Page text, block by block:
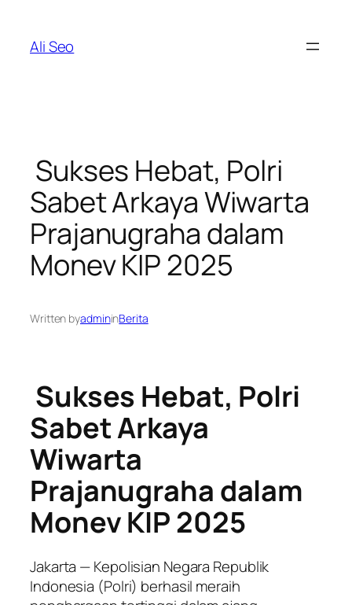
content
Ali Seo
Sukses Hebat, Polri
Sabet Arkaya Wiwarta
Prajanugraha dalam
Monev KIP 2025
Written byadmininBerita
Sukses Hebat, Polri
Sabet Arkaya
Wiwarta
Prajanugraha dalam
Monev KIP 2025
Jakarta — Kepolisian Negara Republik
Indonesia (Polri) berhasil meraih